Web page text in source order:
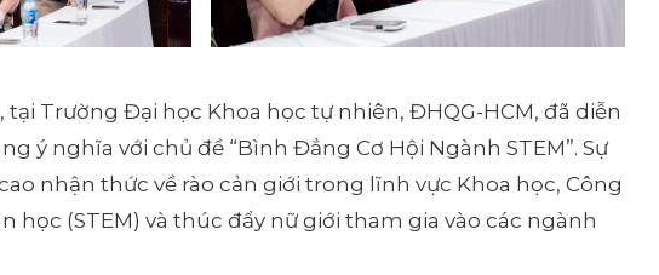
tại Trường Đại học Khoa học tự nhiên, ĐHQG-HCM, đã diễn
ý nghĩa với chủ đề “Bình Đẳng Cơ Hội Ngành STEM”. Sự
nhận thức về rào cản giới trong lĩnh vực Khoa học, Công
học (STEM) và thúc đẩy nữ giới tham gia vào các ngành